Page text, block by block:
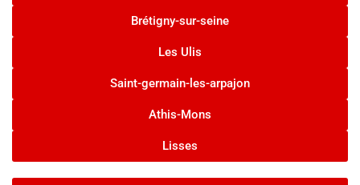
Brétigny-sur-seine
Les Ulis
Saint-germain-les-arpajon
Athis-Mons
Lisses